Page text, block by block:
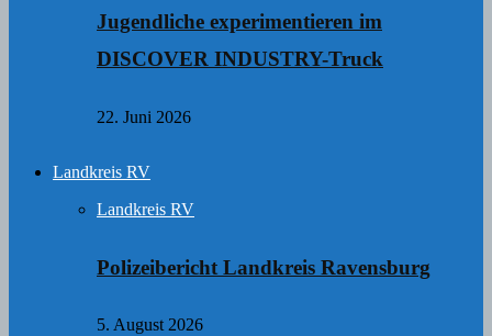
Jugendliche experimentieren im
DISCOVER INDUSTRY-Truck
22. Juni 2026
Landkreis RV
Landkreis RV
Polizeibericht Landkreis Ravensburg
5. August 2026